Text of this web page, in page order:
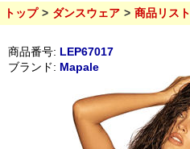
トップ ダンスウェア 商品リスト
商品番号: LEP67017
ブランド: Mapale